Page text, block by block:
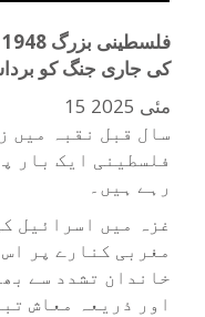
کی جاری جنگ کو
15 مئی 2025
فلسطینی ایک بار
رہے ہیں۔
غزہ میں اسرائیل
مغربی کنارے پر
خاندان تشدد سے
اور ذریعہ معاش